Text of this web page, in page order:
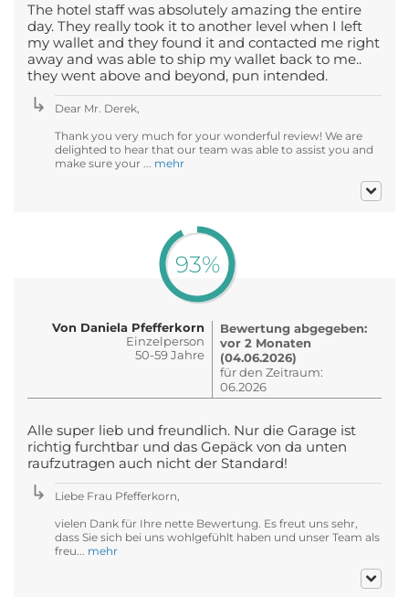
The hotel staff was absolutely amazing the entire
day. They really took it to another level when I left
my wallet and they found it and contacted me right
away and was able to ship my wallet back to me..
they went above and beyond, pun intended.
Dear Mr. Derek,
Thank you very much for your wonderful review! We are
delighted to hear that our team was able to assist you and
make sure your ... mehr
93%
Von Daniela Pfefferkorn
Einzelperson
50-59 Jahre
Bewertung abgegeben:
vor 2 Monaten
(04.06.2026)
für den Zeitraum:
06.2026
Alle super lieb und freundlich. Nur die Garage ist
richtig furchtbar und das Gepäck von da unten
raufzutragen auch nicht der Standard!
Liebe Frau Pfefferkorn,
vielen Dank für Ihre nette Bewertung. Es freut uns sehr,
dass Sie sich bei uns wohlgefühlt haben und unser Team als
freu... mehr